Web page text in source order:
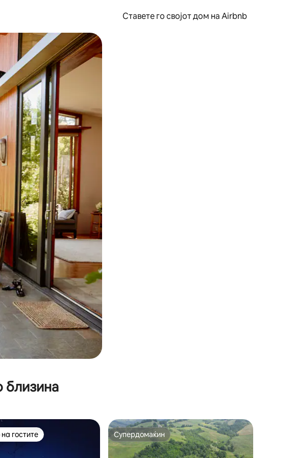
Ставете го својот дом на Airbnb
со допирање или со лизгање.
близина
„Омилени на гостите“
гостите Супердомаќин
Супердомаќин